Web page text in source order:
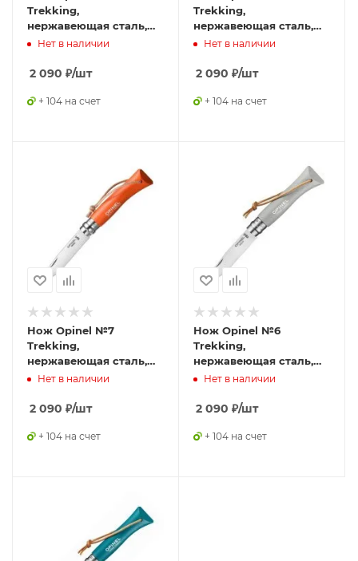
Trekking,
нержавеющая сталь,
кожаный темляк,
Нет в наличии
2 090 ₽/шт
+ 104 на счет
Trekking,
нержавеющая сталь,
кожаный темляк,
Нет в наличии
2 090 ₽/шт
+ 104 на счет
Нож Opinel №7
Trekking,
нержавеющая сталь,
кожаный темляк,
Нет в наличии
2 090 ₽/шт
+ 104 на счет
Нож Opinel №6
Trekking,
нержавеющая сталь,
серый, 002202
Нет в наличии
2 090 ₽/шт
+ 104 на счет